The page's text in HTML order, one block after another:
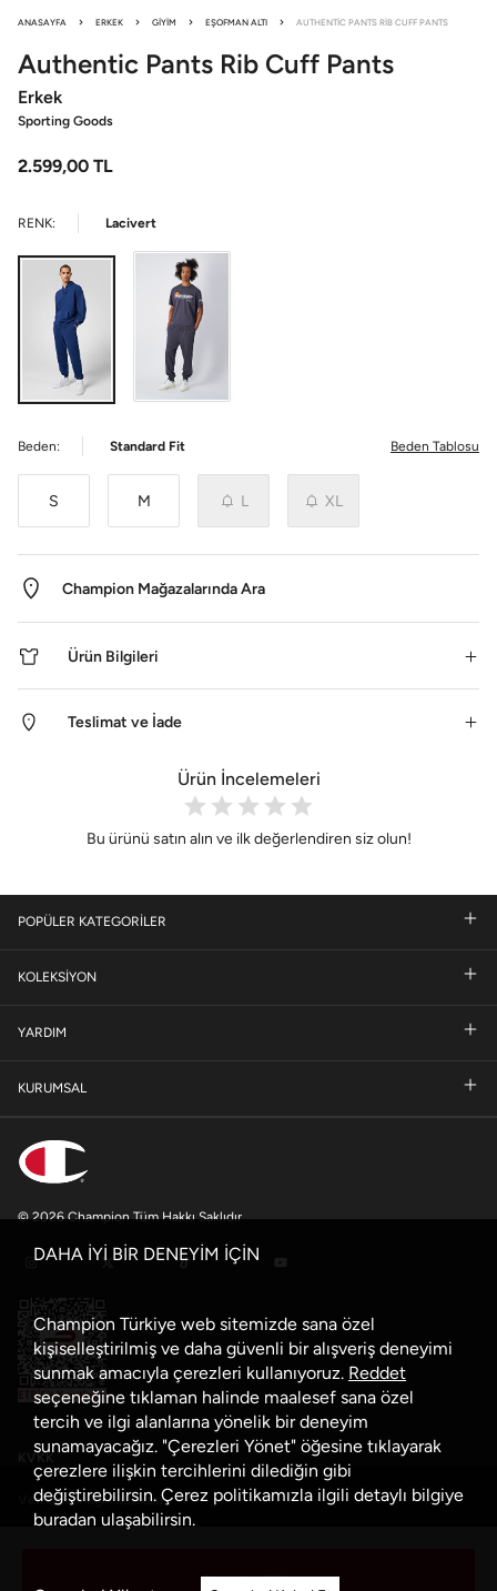
ANASAYFA ERKEK GIYIM EŞOFMAN ALTI AUTHENTIC PANTS RIB CUFF PANTS
Authentic Pants Rib Cuff Pants
Erkek
Sporting Goods
2.599,00 TL
RENK: Lacivert
Beden: Standard Fit Beden Tablosu
S M L XL
Sepete Ekle
Champion Mağazalarında Ara
Ürün Bilgileri
Teslimat ve İade
Ürün İncelemeleri
Bu ürünü satın alın ve ilk değerlendiren siz olun!
POPÜLER KATEGORİLER
KOLEKSİYON
YARDIM
KURUMSAL
© 2026 Champion Tüm Hakkı Saklıdır
KVKK
Veri Güvenliği Politikası
DAHA İYİ BİR DENEYİM İÇİN
Champion Türkiye web sitemizde sana özel
kişiselleştirilmiş ve daha güvenli bir alışveriş deneyimi
sunmak amacıyla çerezleri kullanıyoruz. Reddet
seçeneğine tıklaman halinde maalesef sana özel
tercih ve ilgi alanlarına yönelik bir deneyim
sunamayacağız. "Çerezleri Yönet" öğesine tıklayarak
çerezlere ilişkin tercihlerini dilediğin gibi
değiştirebilirsin. Çerez politikamızla ilgili detaylı bilgiye
buradan ulaşabilirsin.